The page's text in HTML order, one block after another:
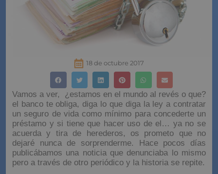
18 de octubre 2017
Vamos a ver, ¿estamos en el mundo al revés o que?
el banco te obliga, diga lo que diga la ley a contratar
un seguro de vida como mínimo para concederte un
préstamo y si tiene que hacer uso de el… ya no se
acuerda y tira de herederos, os prometo que no
dejaré nunca de sorprenderme. Hace pocos días
publicábamos una noticia que denunciaba lo mismo
pero a través de otro periódico y la historia se repite.